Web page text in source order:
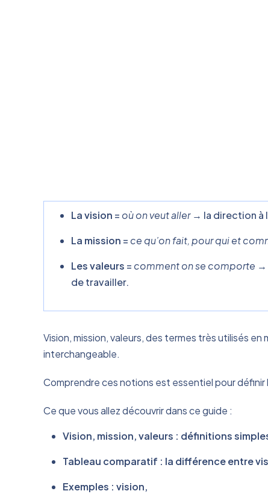
La vision = où on veut aller→ la direction à
La mission = ce qu’on fait, pour qui et
Les valeurs = comment on se comporte →
de travailler.
Vision, mission, valeurs, des termes très utilisés
interchangeable.
Comprendre ces notions est essentiel pour
Ce que vous allez découvrir dans ce guide :
Vision, mission, valeurs : définitions
Tableau comparatif : la différence entre
Exemples : vision,